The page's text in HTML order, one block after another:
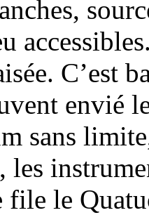
C’est
envié
sans
les
file le